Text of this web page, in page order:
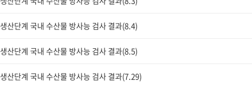
생산단계 국내 수산물 방사능 검사 결과(8.4)
생산단계 국내 수산물 방사능 검사 결과(8.5)
생산단계 국내 수산물 방사능 검사 결과(7.29)